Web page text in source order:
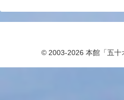
© 2003-2026 本館「五十